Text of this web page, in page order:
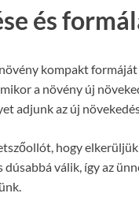
és
kompakt
a növény új
adjunk az új
hogy
válik, így az